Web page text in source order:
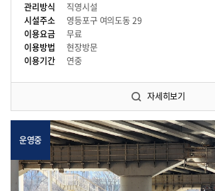
관리방식
직영시설
시설주소
영등포구 여의도동 29
이용요금
무료
이용방법
현장방문
이용기간
연중
자세히보기
운영중